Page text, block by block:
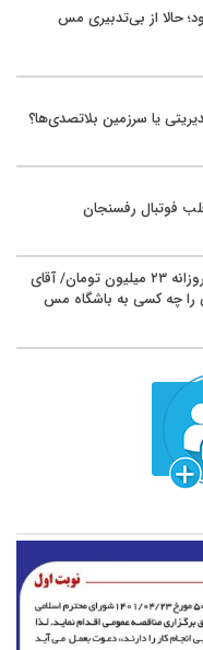
حالا از بی‌تدبیری مس
یا سرزمین بلاتصدی‌ها؟
فوتبال رفسنجان
مدیر غیربومی با دستمزد روزانه ۲۳ میلیون تومان/ آقای
را چه کسی به باشگاه مس